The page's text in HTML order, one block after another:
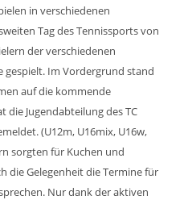
in verschiedenen
Tag des Tennissports von
der verschiedenen
gespielt. Im Vordergrund stand
auf die kommende
die Jugendabteilung des TC
(U12m, U16mix, U16w,
sorgten für Kuchen und
die Gelegenheit die Termine für
Nur dank der aktiven